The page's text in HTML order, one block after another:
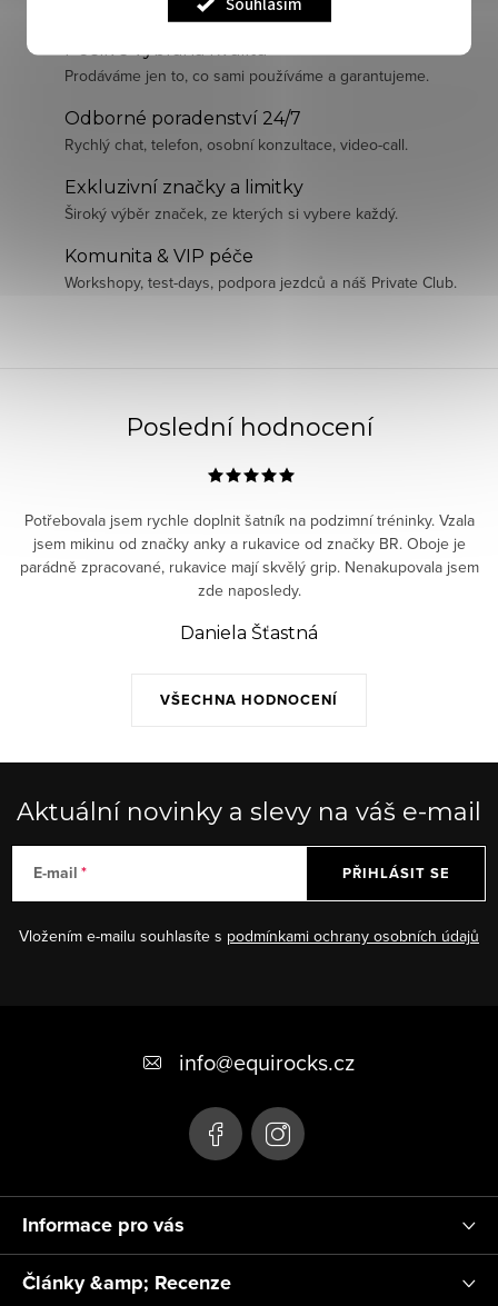
Prodáváme jen to, co sami používáme a garantujeme.
Odborné poradenství 24/7
Rychlý chat, telefon, osobní konzultace, video-call.
Exkluzivní značky a limitky
Široký výběr značek, ze kterých si vybere každý.
Komunita & VIP péče
Workshopy, test-days, podpora jezdců a náš Private Club.
Poslední hodnocení
VŠECHNA HODNOCENÍ
Potřebovala jsem rychle doplnit šatník na podzimní tréninky. Vzala
jsem mikinu od značky anky a rukavice od značky BR. Oboje je
parádně zpracované, rukavice mají skvělý grip. Nenakupovala jsem
zde naposledy.
Daniela Šťastná
Aktuální novinky a slevy na váš e-mail
E-mail
Vložením e-mailu souhlasíte s podmínkami ochrany osobních údajů
PŘIHLÁSIT SE
í
info@equirocks.cz
Informace pro vás
Články &amp; Recenze